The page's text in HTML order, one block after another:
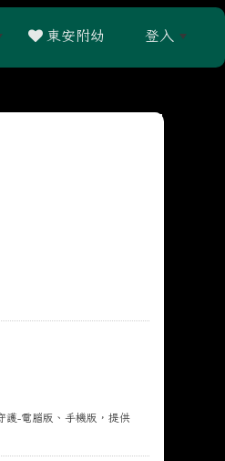
東安附幼 登入
護-電腦版、手機版，提供